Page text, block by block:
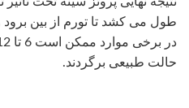
طول می کشد تا تورم از بین
حالت طبیعی برگردند.